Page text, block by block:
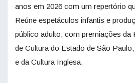
anos em 2026 com um repertório
Reúne espetáculos infantis e
público adulto, com premiações da
de Cultura do Estado de São
e da Cultura Inglesa.